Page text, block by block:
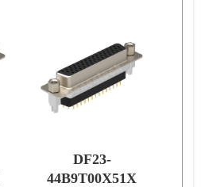
DF23-
44B9T00X51X